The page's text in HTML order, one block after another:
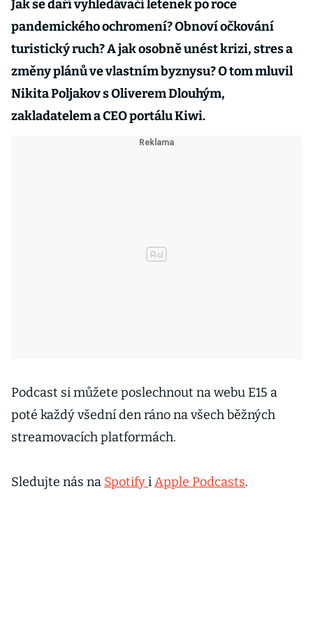
Jak se daří vyhledávači letenek po roce
pandemického ochromení? Obnoví očkování
turistický ruch? A jak osobně unést krizi, stres a
změny plánů ve vlastním byznysu? O tom mluvil
Nikita Poljakov s Oliverem Dlouhým,
zakladatelem a CEO portálu Kiwi.
Podcast si můžete poslechnout na webu E15 a
poté každý všední den ráno na všech běžných
streamovacích platformách.
Sledujte nás na SpotifyiApple Podcasts.